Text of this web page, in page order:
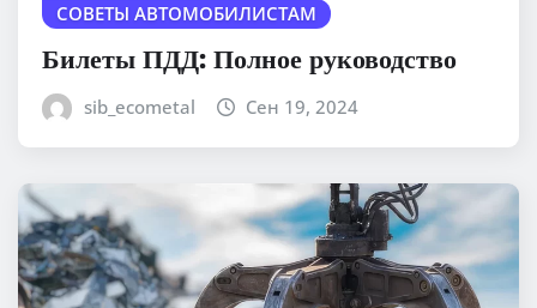
СОВЕТЫ АВТОМОБИЛИСТАМ
Билеты ПДД: Полное руководство
sib_ecometal Сен 19, 2024